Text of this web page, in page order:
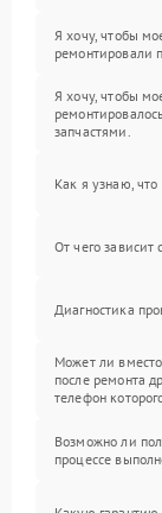
Я хочу, чтобы
ремонтировали
Я хочу, чтобы
запчастями.
Как я узнаю, что
От чего зависит
Диагностика
Может ли
после ремонта
телефон
Возможно ли
процессе